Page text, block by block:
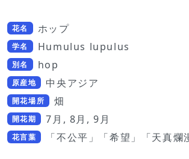
花名 ホップ
学名 Humulus lupulus
別名 hop
原産地 中央アジア
開花場所 畑
開花期 7月, 8月, 9月
花言葉 「不公平」「希望」「天真爛